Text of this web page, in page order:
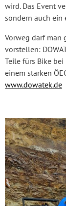
wird. Das Event
sondern auch ein
Vorweg darf man
vorstellen:
Teile fürs Bike bei
einem starken
www.dowatek.de